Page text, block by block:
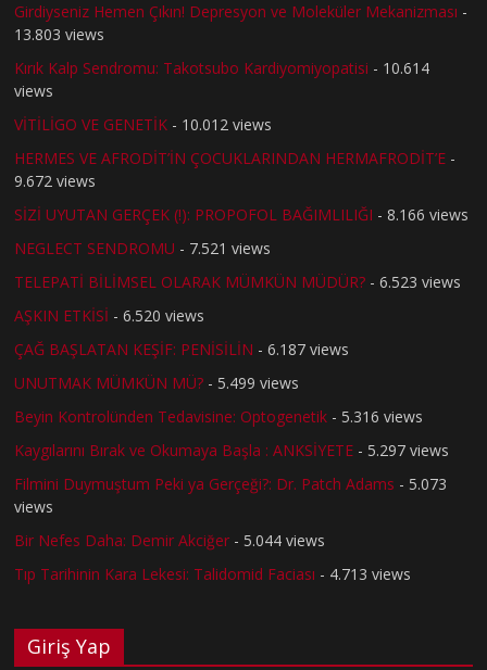
Girdiyseniz Hemen Çıkın! Depresyon ve Moleküler Mekanizması -
13.803 views
Kırık Kalp Sendromu: Takotsubo Kardiyomiyopatisi - 10.614
views
VİTİLİGO VE GENETİK - 10.012 views
HERMES VE AFRODİT’İN ÇOCUKLARINDAN HERMAFRODİT’E -
9.672 views
SİZİ UYUTAN GERÇEK (!): PROPOFOL BAĞIMLILIĞI - 8.166 views
NEGLECT SENDROMU - 7.521 views
TELEPATİ BİLİMSEL OLARAK MÜMKÜN MÜDÜR? - 6.523 views
AŞKIN ETKİSİ - 6.520 views
ÇAĞ BAŞLATAN KEŞİF: PENİSİLİN - 6.187 views
UNUTMAK MÜMKÜN MÜ? - 5.499 views
Beyin Kontrolünden Tedavisine: Optogenetik - 5.316 views
Kaygılarını Bırak ve Okumaya Başla : ANKSİYETE - 5.297 views
Filmini Duymuştum Peki ya Gerçeği?: Dr. Patch Adams - 5.073
views
Bir Nefes Daha: Demir Akciğer - 5.044 views
Tıp Tarihinin Kara Lekesi: Talidomid Faciası - 4.713 views
Giriş Yap